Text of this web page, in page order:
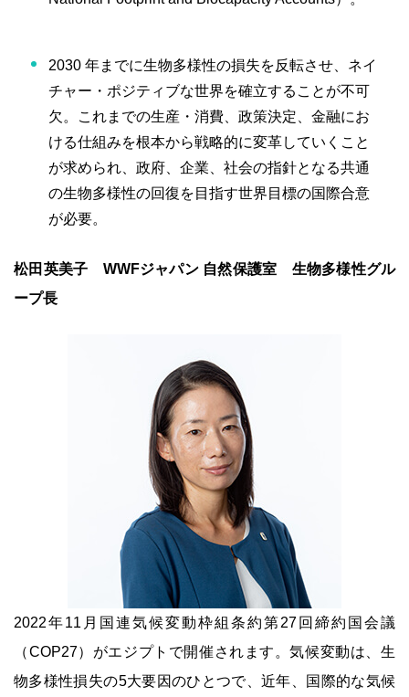
2030 年までに生物多様性の損失を反転させ、ネイ
チャー・ポジティブな世界を確立することが不可
欠。これまでの生産・消費、政策決定、金融にお
ける仕組みを根本から戦略的に変革していくこと
が求められ、政府、企業、社会の指針となる共通
の生物多様性の回復を目指す世界目標の国際合意
が必要。
松田英美子 WWFジャパン 自然保護室 生物多様性グル
ープ長
2022年11月国連気候変動枠組条約第27回締約国会議
（COP27）がエジプトで開催されます。気候変動は、生
物多様性損失の5大要因のひとつで、近年、国際的な気候